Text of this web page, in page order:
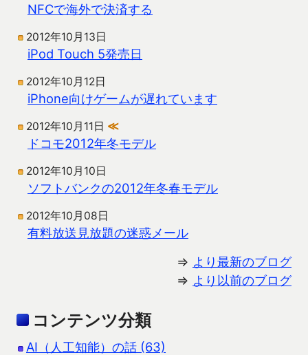
NFCで海外で決済する
2012年10月13日
iPod Touch 5発売日
2012年10月12日
iPhone向けゲームが遅れています
2012年10月11日 ≪
ドコモ2012年冬モデル
2012年10月10日
ソフトバンクの2012年冬春モデル
2012年10月08日
有料放送見放題の迷惑メール
⇒ より最新のブログ
⇒ より以前のブログ
コンテンツ分類
AI（人工知能）の話 (63)